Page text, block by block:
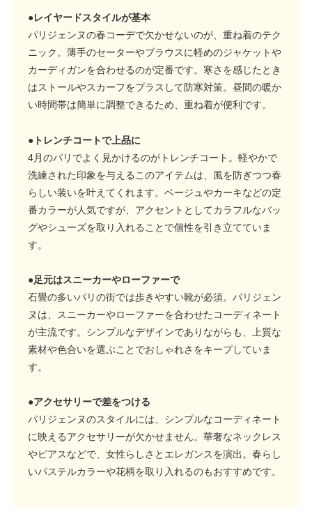
●レイヤードスタイルが基本
パリジェンヌの春コーデで欠かせないのが、重ね着のテク
ニック。薄手のセーターやブラウスに軽めのジャケットや
カーディガンを合わせるのが定番です。寒さを感じたとき
はストールやスカーフをプラスして防寒対策。昼間の暖か
い時間帯は簡単に調整できるため、重ね着が便利です。
●トレンチコートで上品に
4月のパリでよく見かけるのがトレンチコート。軽やかで
洗練された印象を与えるこのアイテムは、風を防ぎつつ春
らしい装いを叶えてくれます。ベージュやカーキなどの定
番カラーが人気ですが、アクセントとしてカラフルなバッ
グやシューズを取り入れることで個性を引き立てていま
す。
●足元はスニーカーやローファーで
石畳の多いパリの街では歩きやすい靴が必須。パリジェン
ヌは、スニーカーやローファーを合わせたコーディネート
が主流です。シンプルなデザインでありながらも、上質な
素材や色合いを選ぶことでおしゃれさをキープしていま
す。
●アクセサリーで差をつける
パリジェンヌのスタイルには、シンプルなコーディネート
に映えるアクセサリーが欠かせません。華奢なネックレス
やピアスなどで、女性らしさとエレガンスを演出。春らし
いパステルカラーや花柄を取り入れるのもおすすめです。